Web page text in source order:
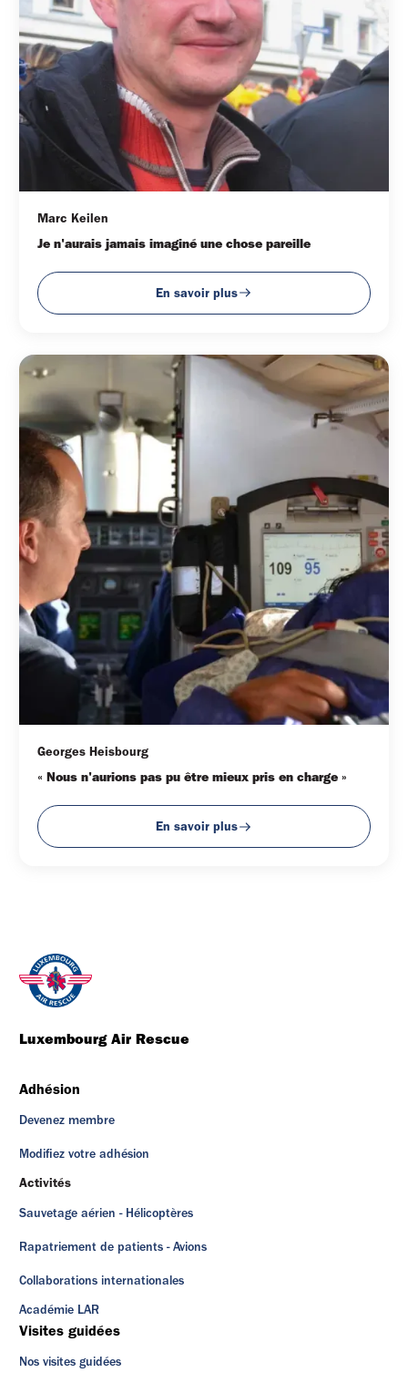
Marc Keilen
Je n'aurais jamais imaginé une chose pareille
En savoir plus
Georges Heisbourg
« Nous n'aurions pas pu être mieux pris en charge »
En savoir plus
Luxembourg Air Rescue
Adhésion
Devenez membre
Modifiez votre adhésion
Activités
Sauvetage aérien - Hélicoptères
Rapatriement de patients - Avions
Collaborations internationales
Académie LAR
Visites guidées
Nos visites guidées